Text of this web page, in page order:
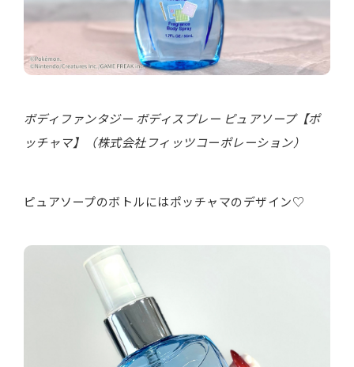
ボディファンタジー ボディスプレー ピュアソープ【ポ
ッチャマ】（株式会社フィッツコーポレーション）
ピュアソープのボトルにはポッチャマのデザイン♡